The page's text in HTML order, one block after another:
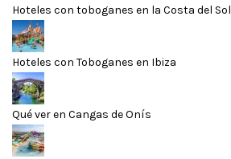
Hoteles con toboganes en la Costa del Sol
Hoteles con Toboganes en Ibiza
Qué ver en Cangas de Onís